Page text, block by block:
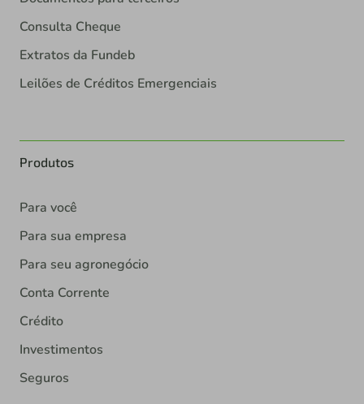
Consulta Cheque
Extratos da Fundeb
Leilões de Créditos Emergenciais
Produtos
Para você
Para sua empresa
Para seu agronegócio
Conta Corrente
Crédito
Investimentos
Seguros